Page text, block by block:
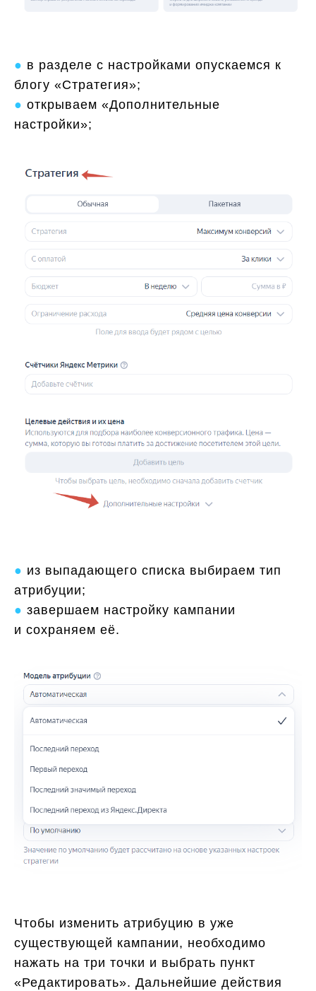
● в разделе с настройками опускаемся к
блогу «Стратегия»;
● открываем «Дополнительные
настройки»;
● из выпадающего списка выбираем тип
атрибуции;
● завершаем настройку кампании
и сохраняем её.
Чтобы изменить атрибуцию в уже
существующей кампании, необходимо
нажать на три точки и выбрать пункт
«Редактировать». Дальнейшие действия